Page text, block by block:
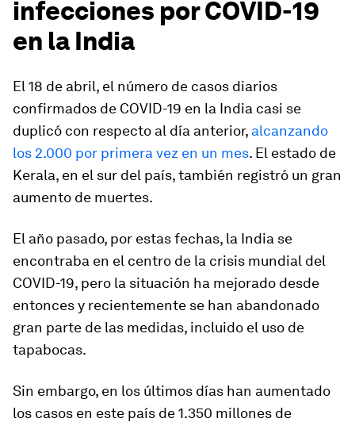
infecciones por COVID-19
en la India
El 18 de abril, el número de casos diarios
confirmados de COVID-19 en la India casi se
duplicó con respecto al día anterior, alcanzando
los 2.000 por primera vez en un mes. El estado de
Kerala, en el sur del país, también registró un gran
aumento de muertes.
El año pasado, por estas fechas, la India se
encontraba en el centro de la crisis mundial del
COVID-19, pero la situación ha mejorado desde
entonces y recientemente se han abandonado
gran parte de las medidas, incluido el uso de
tapabocas.
Sin embargo, en los últimos días han aumentado
los casos en este país de 1.350 millones de